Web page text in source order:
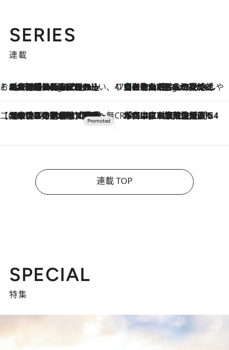
SERIES
連載
そおだよおこの関西おいしい、おやつ紀行8 Hours Ago
［大阪府箕面市］一皿一皿目の前で仕上げられる、料理を巧みに組み込んだアシェットデセールコース「ミチル アシェット デセール（Michiru assiette dessert）」 47都道府県の手みやげ ひんやりスイーツで夏を満喫
8 Hours Ago
【和歌山県】この夏絶対食べたい 冷やしておいしいおやつ3選 みかんがごろっと丸ごと入ったジュレ
【CREA×星野リゾート】唯一無二。癒しと発見が待つ場所へ
2026.8.7
【トンボの足水浴】ヒノキの香りに包まれて涼感マックス！約13℃の湧水かけ流しを避暑地「星野温泉 トンボの湯」で体験 CREA'S CHOICE
2026.8.7
「立川にも歌舞伎があるんだよ」 片岡仁左衛門・市川中車ら豪華座組みで4年目の立川立飛歌舞伎へ
連載 TOP
SPECIAL
特集